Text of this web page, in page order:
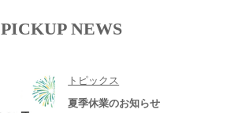
PICKUP NEWS
トピックス
夏季休業のお知らせ